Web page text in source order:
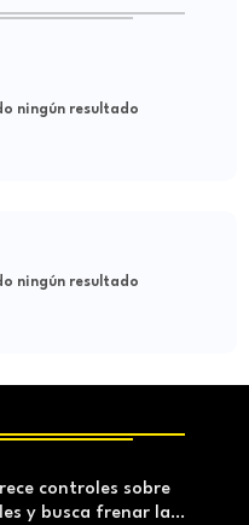
ningún resultado
ningún resultado
controles sobre
y busca frenar la